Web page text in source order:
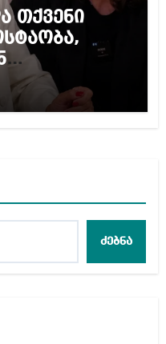
თქვენი
კუპატაძე
ძებნა